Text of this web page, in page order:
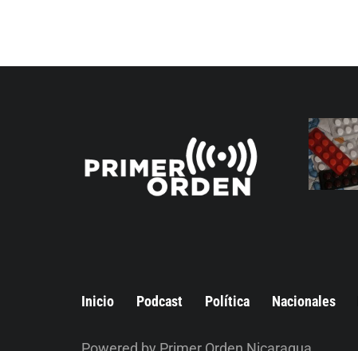
Inicio Podcast Política Nacionales